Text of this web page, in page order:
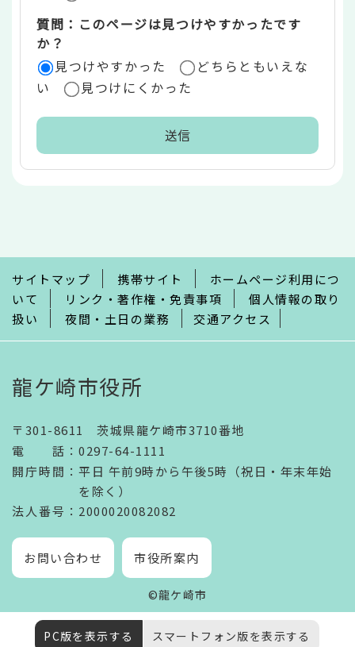
質問：このページは見つけやすかったです
か？
見つけやすかった
どちらともいえな
い
見つけにくかった
で
サイトマップ 携帯サイト
ホームページ利用につ
いて
リンク・著作権・免責事項
個人情報の取り
扱い
夜間・土日の業務 交通アクセス
龍ケ崎市役所
〒301-8611 茨城県龍ケ崎市3710番地
電話 ： 0297-64-1111
開庁時間 ： 平日 午前9時から午後5時（祝日・年末年始
を除く）
法人番号 ：2000020082082
お問い合わせ 市役所案内
©龍ケ崎市
PC版を表示する スマートフォン版を表示する